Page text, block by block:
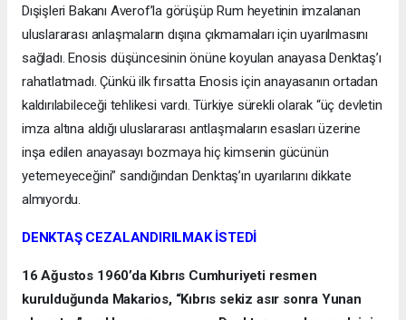
Dışişleri Bakanı Averof’la görüşüp Rum heyetinin imzalanan
uluslararası anlaşmaların dışına çıkmamaları için uyarılmasını
sağladı. Enosis düşüncesinin önüne koyulan anayasa Denktaş’ı
rahatlatmadı. Çünkü ilk fırsatta Enosis için anayasanın ortadan
kaldırılabileceği tehlikesi vardı. Türkiye sürekli olarak “üç devletin
imza altına aldığı uluslararası antlaşmaların esasları üzerine
inşa edilen anayasayı bozmaya hiç kimsenin gücünün
yetemeyeceğini” sandığından Denktaş’ın uyarılarını dikkate
almıyordu.
DENKTAŞ CEZALANDIRILMAK İSTEDİ
16 Ağustos 1960’da Kıbrıs Cumhuriyeti resmen
kurulduğunda Makarios, “Kıbrıs sekiz asır sonra Yunan